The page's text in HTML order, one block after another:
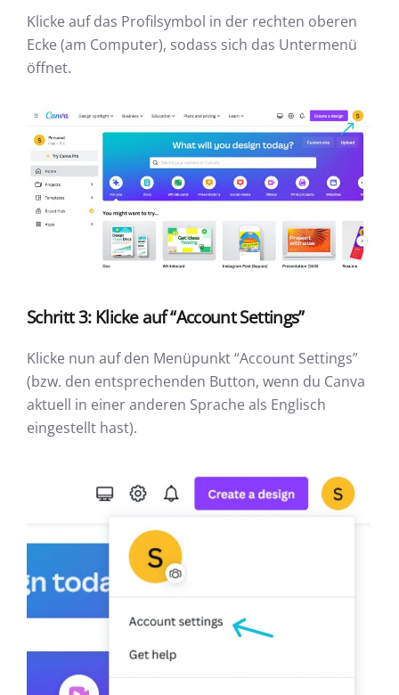
Klicke auf das Profilsymbol in der rechten oberen
Ecke (am Computer), sodass sich das Untermenü
öffnet.
Schritt 3: Klicke auf “Account Settings”
Klicke nun auf den Menüpunkt “Account Settings”
(bzw. den entsprechenden Button, wenn du Canva
aktuell in einer anderen Sprache als Englisch
eingestellt hast).